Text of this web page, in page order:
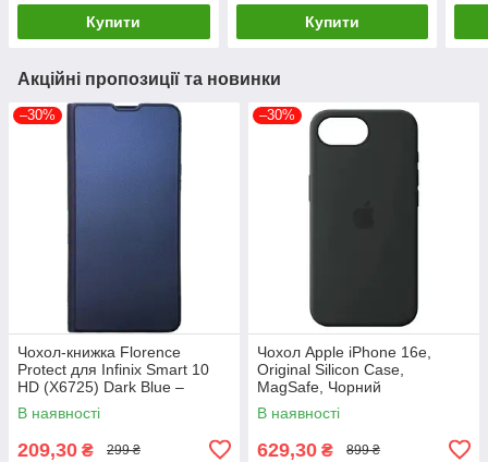
Купити Купити
Акційні пропозиції та новинки
–30%
Чохол-книжка Florence
Protect для Infinix Smart 10
HD (X6725) Dark Blue –
стильний та надійний захист
смартфона з магнітно
В наявності
209,30 ₴ 299 ₴
–30%
Чохол Apple iPhone 16e,
Original Silicon Case,
MagSafe, Чорний
В наявності
629,30 ₴ 899 ₴